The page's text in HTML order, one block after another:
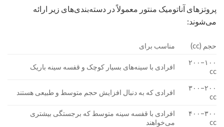
پروتزهای آناتومیک منتور معمولاً در دسته‌بندی‌های زیر ارائه
می‌شوند:
حجم (cc)
مناسب برای
۱۰۰–۲۰۰
cc
افرادی با سینه‌های بسیار کوچک و قفسه سینه باریک
۲۰۰–۳۰۰
cc
افرادی که به دنبال افزایش حجم متوسط و طبیعی هستند
۳۰۰–۴۰۰
cc
افرادی با قفسه سینه متوسط که برجستگی بیشتری
می‌خواهند